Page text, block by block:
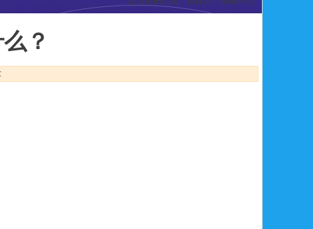
？